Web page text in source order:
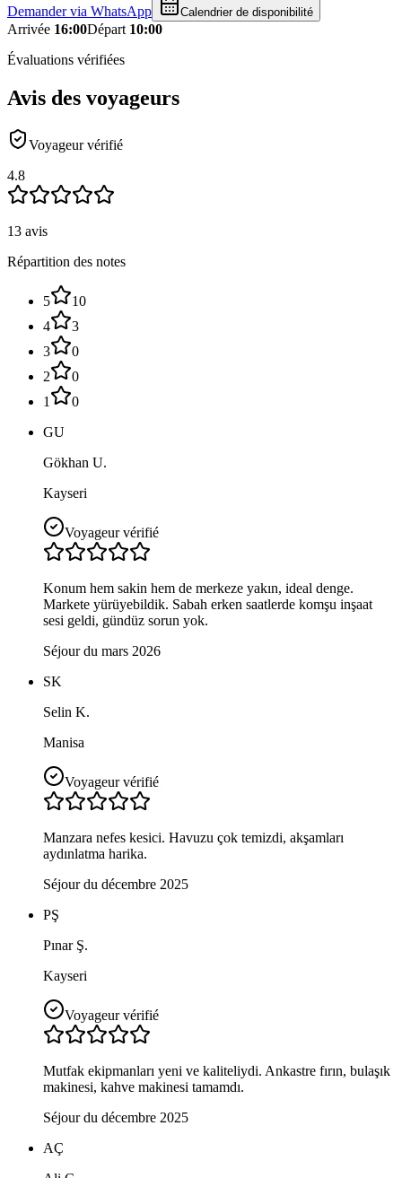
Demander via WhatsApp Calendrier de disponibilité
Arrivée 16:00Départ 10:00
Évaluations vérifiées
Avis des voyageurs
Voyageur vérifié
4.8
13 avis
Répartition des notes
5
10
4
3
3
0
2
0
1
0
GU
Gökhan U.
Kayseri
Voyageur vérifié
Konum hem sakin hem de merkeze yakın, ideal denge.
Markete yürüyebildik. Sabah erken saatlerde komşu inşaat
sesi geldi, gündüz sorun yok.
Séjour du mars 2026
SK
Selin K.
Manisa
Voyageur vérifié
Manzara nefes kesici. Havuzu çok temizdi, akşamları
aydınlatma harika.
Séjour du décembre 2025
PŞ
Pınar Ş.
Kayseri
Voyageur vérifié
Mutfak ekipmanları yeni ve kaliteliydi. Ankastre fırın, bulaşık
makinesi, kahve makinesi tamamdı.
Séjour du décembre 2025
AÇ